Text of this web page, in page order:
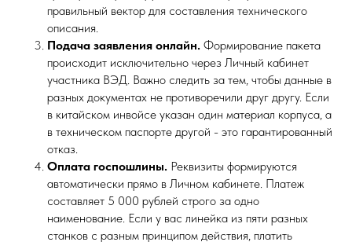
правильный вектор для составления технического
описания.
Подача заявления онлайн. Формирование пакета
происходит исключительно через Личный кабинет
участника ВЭД. Важно следить за тем, чтобы данные в
разных документах не противоречили друг другу. Если
в китайском инвойсе указан один материал корпуса, а
в техническом паспорте другой - это гарантированный
отказ.
Оплата госпошлины. Реквизиты формируются
автоматически прямо в Личном кабинете. Платеж
составляет 5 000 рублей строго за одно
наименование. Если у вас линейка из пяти разных
станков с разным принципом действия, платить